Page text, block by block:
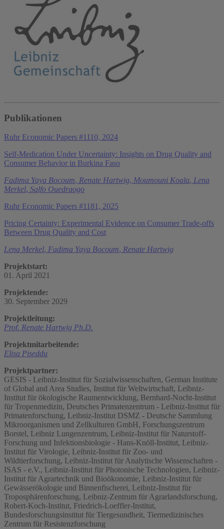
Publikationen
Ruhr Economic Papers #1110, 2024
Self-Medication Under Uncertainty: Insights on Drug Quality and
Consumer Behavior in Burkina Faso
Fadima Yaya Bocoum, Renate Hartwig, Moumouni Koala, Lena
Merkel, Salfo Ouedraogo
Ruhr Economic Papers #1181, 2025
Pricing Certainty: Experimental Evidence on Consumer Trade-offs
Between Drug Quality and Cost
Lena Merkel, Fadima Yaya Bocoum, Renate Hartwig
Projektstart:
01. April 2021
Projektende:
30. September 2029
Projektleitung:
Prof. Renate Hartwig Ph.D.
Projektmitarbeitende:
Elisa Piseddu
Projektpartner:
GESIS - Leibniz-Institut für Sozialwissenschaften, German Institute
of Global and Area Studies, Institut für Weltwirtschaft, Leibniz-
Institut für ökologische Raumentwicklung, Bernhard-Nocht-Institut
für Tropenmedizin, Deutsches Primatenzentrum - Leibniz-Institut für
Primatenforschung, Leibniz-Institut DSMZ - Deutsche Sammlung
Mikroorganismen und Zellkulturen GmbH, Forschungszentrum
Borstel, Leibniz Lungenzentrum, Leibniz-Institut für Naturstoff-
Forschung und Infektionsbiologie - Hans-Knöll-Institut, Leibniz-
Institut für Virologie, Leibniz-Institut für Zoo- und
Wildtierforschung, Leibniz-Institut für Analytische Wissenschaften -
ISAS - e.V., Leibniz-Institut für Photonische Technologien, Leibniz-
Institut für Agrartechnik und Bioökonomie, Leibniz-Institut für
Gewässerökologie und Binnenfischerei, Leibniz-Institut für
Troposphärenforschung, Leibniz-Zentrum für Agrarlandsforschung,
Robert-Koch-Institut, Friedrich-Loeffler-Institut,
Bundesforschungsinstitut für Tiergesundheit, Tiermedizinisches
Zentrum für Resistenzforschung